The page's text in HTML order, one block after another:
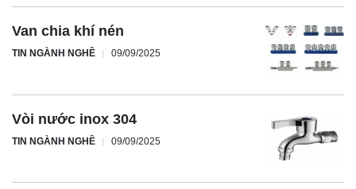
Van chia khí nén
TIN NGÀNH NGHỀ 09/09/2025
Vòi nước inox 304
TIN NGÀNH NGHỀ 09/09/2025